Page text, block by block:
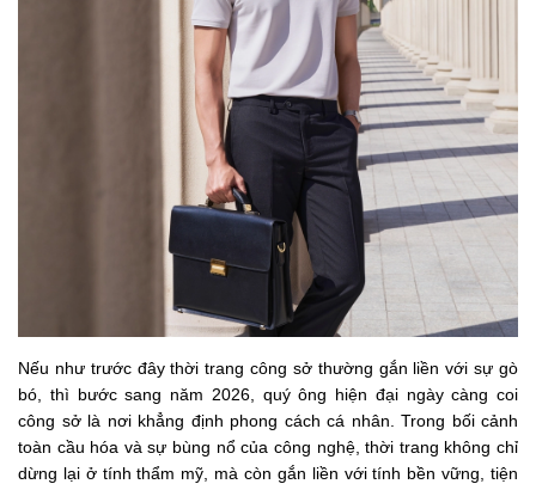
Nếu như trước đây thời trang công sở thường gắn liền với sự gò
bó, thì bước sang năm 2026, quý ông hiện đại ngày càng coi
công sở là nơi khẳng định phong cách cá nhân. Trong bối cảnh
toàn cầu hóa và sự bùng nổ của công nghệ, thời trang không chỉ
dừng lại ở tính thẩm mỹ, mà còn gắn liền với tính bền vững, tiện